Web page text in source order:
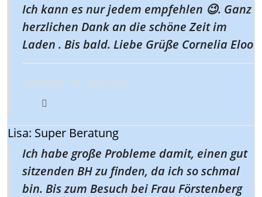
Ich kann es nur jedem empfehlen 😉. Ganz
herzlichen Dank an die schöne Zeit im
Laden . Bis bald. Liebe Grüße Cornelia Eloo
Samstag, 10. Mai 2025
Lisa: Super Beratung
Ich habe große Probleme damit, einen gut
sitzenden BH zu finden, da ich so schmal
bin. Bis zum Besuch bei Frau Förstenberg